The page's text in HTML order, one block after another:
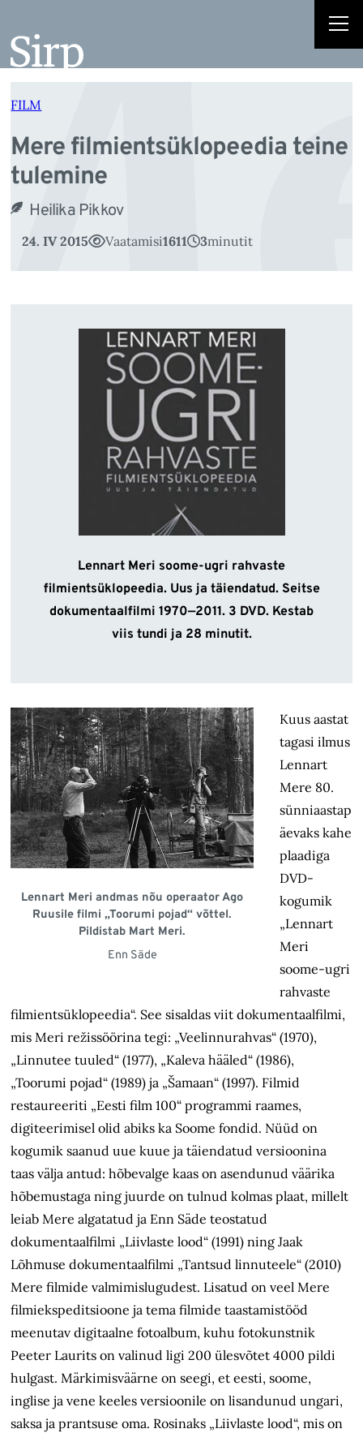
juurde
FILM
Mere filmientsüklopeedia teine
tulemine
Heilika Pikkov
24. IV 2015 Vaatamisi1611 3minutit
Lennart Meri soome-ugri rahvaste
filmientsüklopeedia. Uus ja täiendatud. Seitse
dokumentaalfilmi 1970—2011. 3 DVD. Kestab
viis tundi ja 28 minutit.
Lennart Meri andmas nõu operaator Ago
Ruusile filmi „Toorumi pojad“ võttel.
Pildistab Mart Meri.
Enn Säde
Kuus aastat
tagasi ilmus
Lennart
Mere 80.
sünniaastap
äevaks kahe
plaadiga
DVD-
kogumik
„Lennart
Meri
soome-ugri
rahvaste
filmientsüklopeedia“. See sisaldas viit dokumentaalfilmi,
mis Meri režissöörina tegi: „Veelinnurahvas“ (1970),
„Linnutee tuuled“ (1977), „Kaleva hääled“ (1986),
„Toorumi pojad“ (1989) ja „Šamaan“ (1997). Filmid
restaureeriti „Eesti film 100“ programmi raames,
digiteerimisel olid abiks ka Soome fondid. Nüüd on
kogumik saanud uue kuue ja täiendatud versioonina
taas välja antud: hõbevalge kaas on asendunud väärika
hõbemustaga ning juurde on tulnud kolmas plaat, millelt
leiab Mere algatatud ja Enn Säde teostatud
dokumentaalfilmi „Liivlaste lood“ (1991) ning Jaak
Lõhmuse dokumentaalfilmi „Tantsud linnuteele“ (2010)
Mere filmide valmimislugudest. Lisatud on veel Mere
filmiekspeditsioone ja tema filmide taastamistööd
meenutav digitaalne fotoalbum, kuhu fotokunstnik
Peeter Laurits on valinud ligi 200 ülesvõtet 4000 pildi
hulgast. Märkimisväärne on seegi, et eesti, soome,
inglise ja vene keeles versioonile on lisandunud ungari,
saksa ja prantsuse oma. Rosinaks „Liivlaste lood“, mis on